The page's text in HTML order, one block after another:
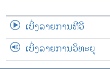
ເບິ່ງລາຍການທີວີ
ເບິ່ງລາຍການວິທະຍຸ